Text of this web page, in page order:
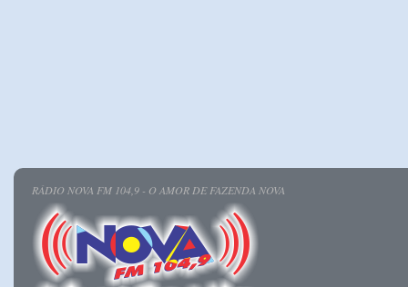
RÁDIO NOVA FM 104,9 - O AMOR DE FAZENDA NOVA